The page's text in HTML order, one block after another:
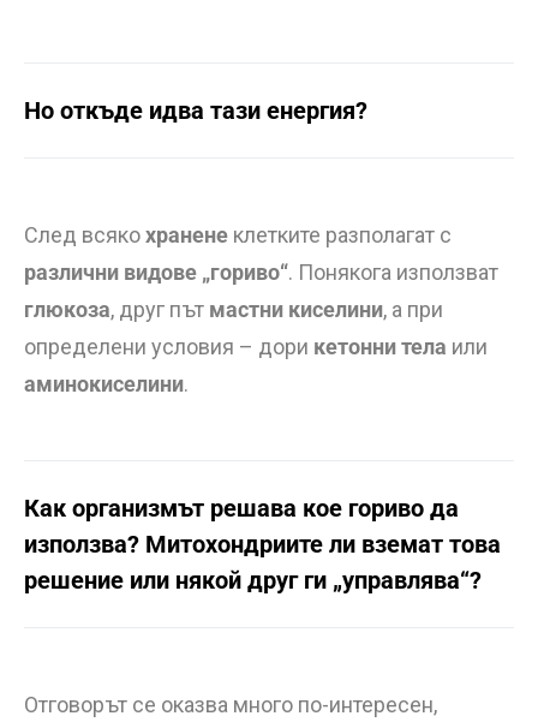
Но откъде идва тази енергия?
След всякохранене клетките разполагат с
различни видове „гориво“. Понякога използват
глюкоза, друг път мастни киселини, а при
определени условия – дори кетонни тела или
аминокиселини.
Как организмът решава кое гориво да
използва? Митохондриите ли вземат това
решение или някой друг ги „управлява“?
Отговорът се оказва много по-интересен,